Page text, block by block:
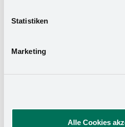
widerrufen. Mehr Informationen
Statistiken
Marketing
Alle Cookies